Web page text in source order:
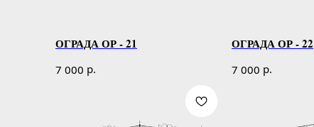
ОГРАДА ОР - 21
7 000 р.
ОГРАДА ОР - 22
7 000 р.